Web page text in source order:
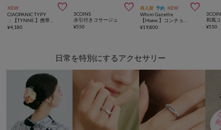
NEW 
CIAOPANIC TYPY
¥4,180

3COINS
水引付きコサージュ
¥550
再入荷 予約 NEW 
Whim Gazette
¥19,800
和風
¥550
日常を特別にするアクセサリー